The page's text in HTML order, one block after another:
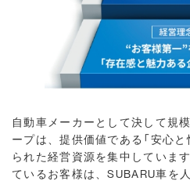
自動車メーカーとして決して規
ープは、提供価値である「安心
られた経営資源を集中していま
ているお客様は、SUBARU車を